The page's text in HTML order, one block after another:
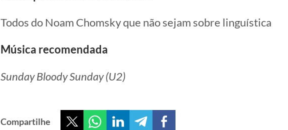
Todos do Noam Chomsky que não sejam sobre linguística
Música recomendada
Sunday Bloody Sunday (U2)
Compartilhe